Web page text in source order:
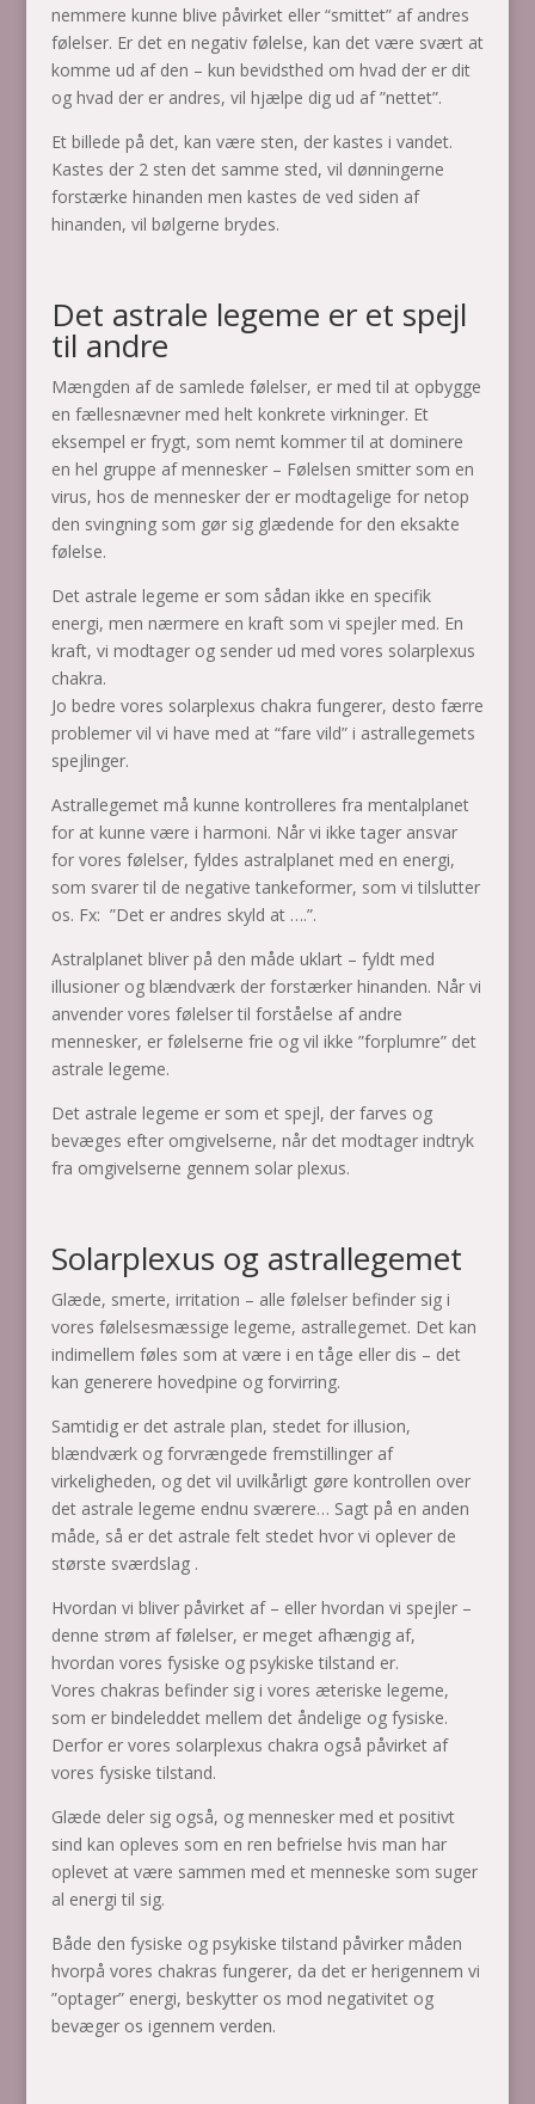
nemmere kunne blive påvirket eller “smittet” af andres
følelser. Er det en negativ følelse, kan det være svært at
komme ud af den – kun bevidsthed om hvad der er dit
og hvad der er andres, vil hjælpe dig ud af ”nettet”.
Et billede på det, kan være sten, der kastes i vandet.
Kastes der 2 sten det samme sted, vil dønningerne
forstærke hinanden men kastes de ved siden af
hinanden, vil bølgerne brydes.
Det astrale legeme er et spejl
til andre
Mængden af de samlede følelser, er med til at opbygge
en fællesnævner med helt konkrete virkninger. Et
eksempel er frygt, som nemt kommer til at dominere
en hel gruppe af mennesker – Følelsen smitter som en
virus, hos de mennesker der er modtagelige for netop
den svingning som gør sig glædende for den eksakte
følelse.
Det astrale legeme er som sådan ikke en specifik
energi, men nærmere en kraft som vi spejler med. En
kraft, vi modtager og sender ud med vores solarplexus
chakra.
Jo bedre vores solarplexus chakra fungerer, desto færre
problemer vil vi have med at “fare vild” i astrallegemets
spejlinger.
Astrallegemet må kunne kontrolleres fra mentalplanet
for at kunne være i harmoni. Når vi ikke tager ansvar
for vores følelser, fyldes astralplanet med en energi,
som svarer til de negative tankeformer, som vi tilslutter
os. Fx: ”Det er andres skyld at ….”.
Astralplanet bliver på den måde uklart – fyldt med
illusioner og blændværk der forstærker hinanden. Når vi
anvender vores følelser til forståelse af andre
mennesker, er følelserne frie og vil ikke ”forplumre” det
astrale legeme.
Det astrale legeme er som et spejl, der farves og
bevæges efter omgivelserne, når det modtager indtryk
fra omgivelserne gennem solar plexus.
Solarplexus og astrallegemet
Glæde, smerte, irritation – alle følelser befinder sig i
vores følelsesmæssige legeme, astrallegemet. Det kan
indimellem føles som at være i en tåge eller dis – det
kan generere hovedpine og forvirring.
Samtidig er det astrale plan, stedet for illusion,
blændværk og forvrængede fremstillinger af
virkeligheden, og det vil uvilkårligt gøre kontrollen over
det astrale legeme endnu sværere… Sagt på en anden
måde, så er det astrale felt stedet hvor vi oplever de
største sværdslag .
Hvordan vi bliver påvirket af – eller hvordan vi spejler –
denne strøm af følelser, er meget afhængig af,
hvordan vores fysiske og psykiske tilstand er.
Vores chakras befinder sig i vores æteriske legeme,
som er bindeleddet mellem det åndelige og fysiske.
Derfor er vores solarplexus chakra også påvirket af
vores fysiske tilstand.
Glæde deler sig også, og mennesker med et positivt
sind kan opleves som en ren befrielse hvis man har
oplevet at være sammen med et menneske som suger
al energi til sig.
Både den fysiske og psykiske tilstand påvirker måden
hvorpå vores chakras fungerer, da det er herigennem vi
”optager” energi, beskytter os mod negativitet og
bevæger os igennem verden.